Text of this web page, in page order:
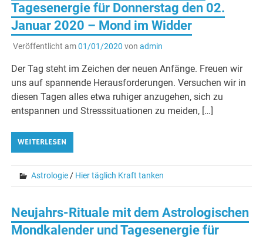
Tagesenergie für Donnerstag den 02.
Januar 2020 – Mond im Widder
Veröffentlicht am01/01/2020 von admin
Der Tag steht im Zeichen der neuen Anfänge. Freuen wir
uns auf spannende Herausforderungen. Versuchen wir in
diesen Tagen alles etwa ruhiger anzugehen, sich zu
entspannen und Stresssituationen zu meiden, […]
WEITERLESEN
Astrologie / Hier täglich Kraft tanken
Neujahrs-Rituale mit dem Astrologischen
Mondkalender und Tagesenergie für